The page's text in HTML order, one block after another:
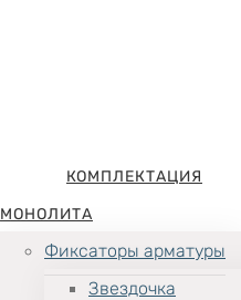
КОМПЛЕКТАЦИЯ
МОНОЛИТА
Фиксаторы арматуры
Звездочка